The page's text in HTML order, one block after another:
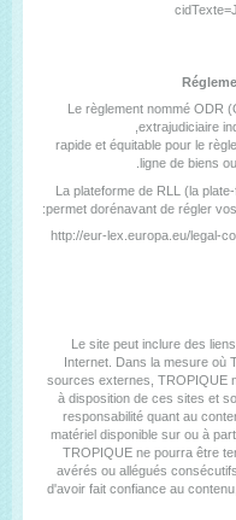
Le règlement nommé ODR
extrajudiciaire
rapide et équitable pour le
ligne de biens
La plateforme de RLL (la
permet dorénavant de régler
http://eur-lex.europa.eu/legal-
Le site peut inclure des
Internet. Dans la mesure où
sources externes, TROPIQUE
à disposition de ces sites et
responsabilité quant au
matériel disponible sur ou à
TROPIQUE ne pourra être
avérés ou allégués
d'avoir fait confiance au